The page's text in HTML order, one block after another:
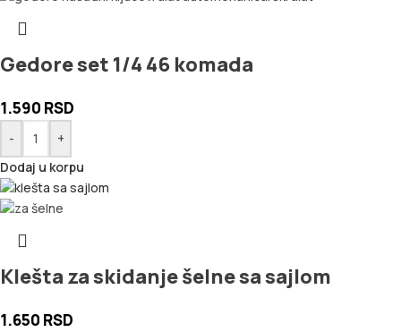
Gedore set 1/4 46 komada
1.590 RSD
-
+
Dodaj u korpu
Klešta za skidanje šelne sa sajlom
1.650 RSD